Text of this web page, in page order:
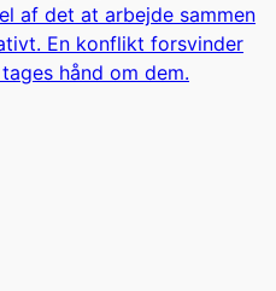
af det at arbejde sammen
En konflikt forsvinder
hånd om dem.